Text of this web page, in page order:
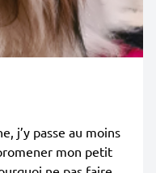
j’y passe au moins
mon petit